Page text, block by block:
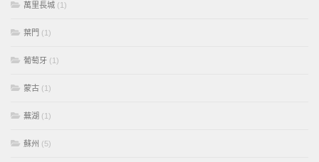
萬里長城 (1)
葉門 (1)
葡萄牙 (1)
蒙古 (1)
蕪湖 (1)
蘇州 (5)